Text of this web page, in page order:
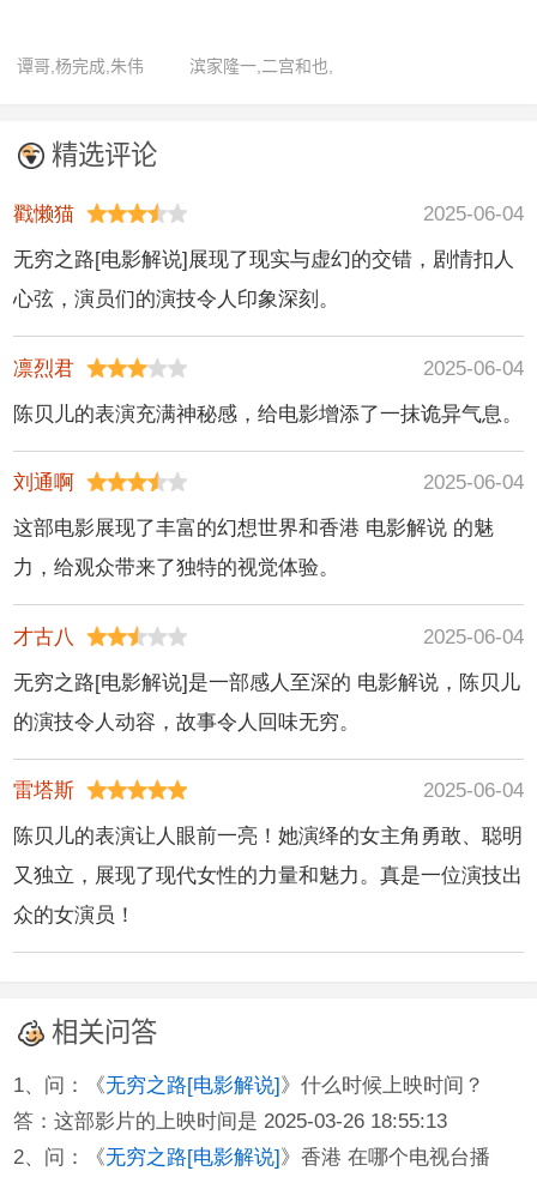
谭哥,杨完成,朱伟
滨家隆一,二宫和也,
精选评论
戳懒猫
2025-06-04
无穷之路[电影解说]展现了现实与虚幻的交错，剧情扣人
心弦，演员们的演技令人印象深刻。
凛烈君
2025-06-04
陈贝儿的表演充满神秘感，给电影增添了一抹诡异气息。
刘通啊
2025-06-04
这部电影展现了丰富的幻想世界和香港 电影解说 的魅
力，给观众带来了独特的视觉体验。
才古八
2025-06-04
无穷之路[电影解说]是一部感人至深的 电影解说，陈贝儿
的演技令人动容，故事令人回味无穷。
雷塔斯
2025-06-04
陈贝儿的表演让人眼前一亮！她演绎的女主角勇敢、聪明
又独立，展现了现代女性的力量和魅力。真是一位演技出
众的女演员！
相关问答
1、问：《无穷之路[电影解说] 》什么时候上映时间？
答：这部影片的上映时间是 2025-03-26 18:55:13
2、问：《无穷之路[电影解说] 》香港 在哪个电视台播